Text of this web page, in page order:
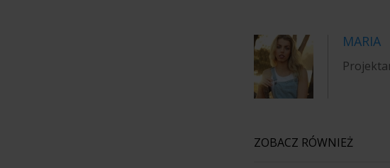
MARIA
ZOBACZ RÓWNIEŻ